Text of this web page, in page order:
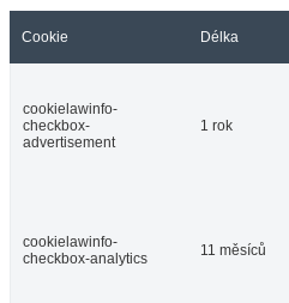
Cookie Délka
cookielawinfo-
checkbox-
advertisement
1 rok
cookielawinfo-
checkbox-analytics
11 měsíců